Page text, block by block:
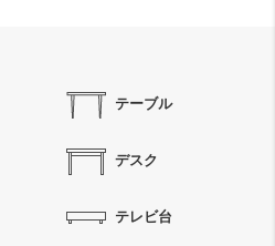
テーブル
デスク
テレビ台